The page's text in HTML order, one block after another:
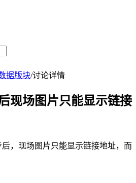
据版块/讨论详情
现场图片只能显示链接
，现场图片只能显示链接地址，而